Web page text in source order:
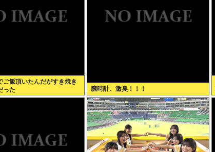
ご飯頂いたんだがすき焼き
った
腕時計、激臭！！！